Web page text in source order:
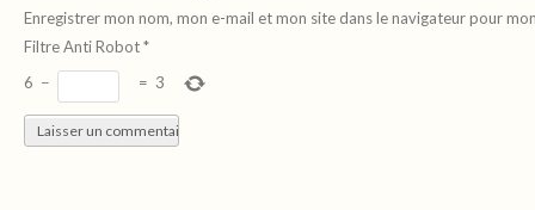
Enregistrer mon nom, mon e-mail et mon site dans le navigateur pour
Filtre Anti Robot*
6 − = 3